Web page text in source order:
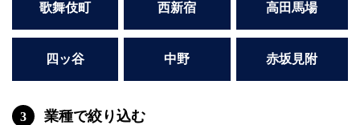
歌舞伎町 西新宿 高田馬場
四ッ谷 中野 赤坂見附
3 業種で絞り込む